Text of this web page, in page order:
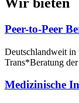
Peer-to-Peer
Deutschlandweit in
Trans*Beratung
Medizinische